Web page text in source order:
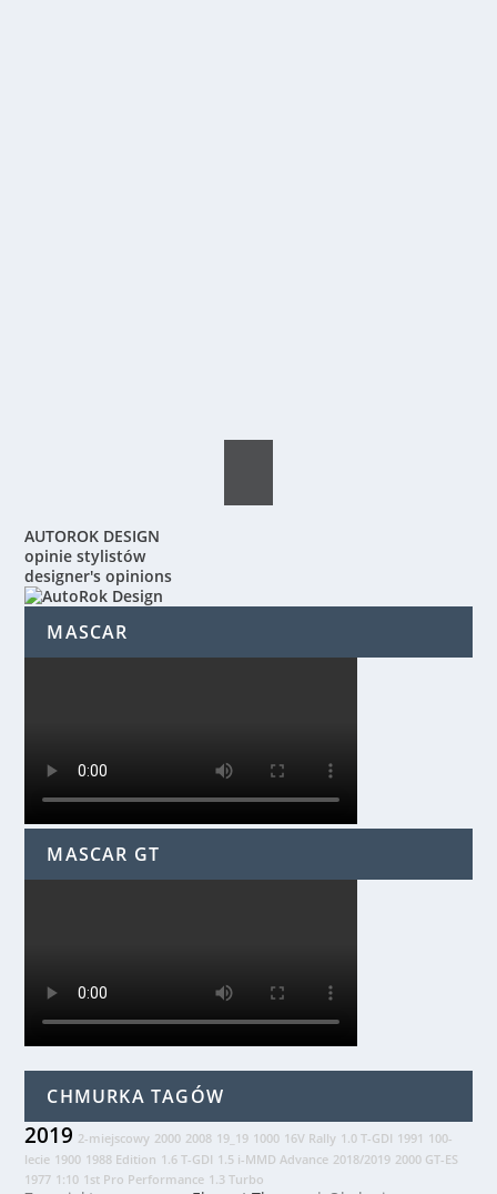
AUTOROK DESIGN
opinie stylistów
designer's opinions
MASCAR
MASCAR GT
CHMURKA TAGÓW
2019 2-miejscowy 2000 2008 19_19 1000 16V Rally 1.0 T-GDI 1991 100-
lecie 1900 1988 Edition 1.6 T-GDI 1.5 i-MMD Advance 2018/2019 2000 GT-ES
1977 1:10 1st Pro Performance 1.3 Turbo